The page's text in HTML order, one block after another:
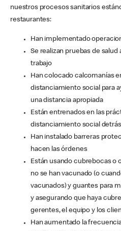
nuestros procesos sanitarios
restaurantes:
Han implementado
Se realizan pruebas de
trabajo
Han colocado calcomanías
distanciamiento social para
una distancia apropiada
Están entrenados en las
distanciamiento social
Han instalado barreras
hacen las órdenes
Están usando cubrebocas o
no se han vacunado (o
vacunados) y guantes para
y asegurando que haya
gerentes, el equipo y los
Han aumentado la